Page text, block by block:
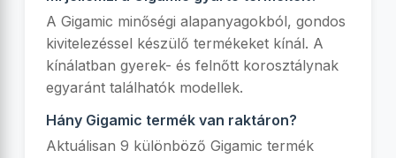
A Gigamic minőségi alapanyagokból, gondos
kivitelezéssel készülő termékeket kínál. A
kínálatban gyerek- és felnőtt korosztálynak
egyaránt találhatók modellek.
Hány Gigamic termék van raktáron?
Aktuálisan 9 különböző Gigamic termék